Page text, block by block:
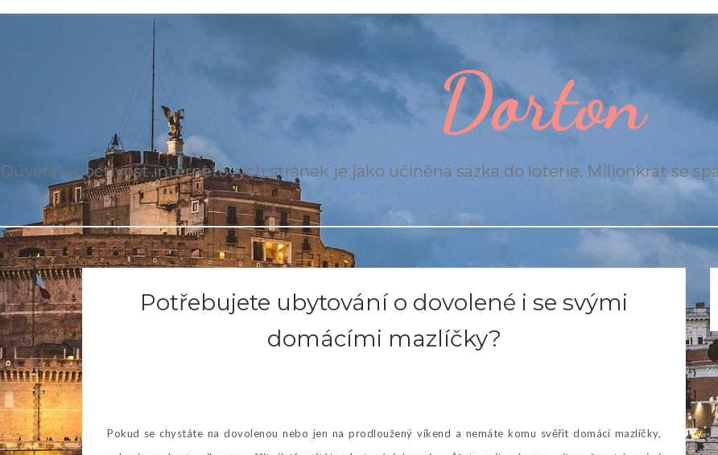
Dorton
Důvěra v poctivost internetových stránek je jako učiněná sázka do loterie. Milionkrát se
Potřebujete ubytování o dovolené i se svými
domácími mazlíčky?
Pokud se chystáte na dovolenou nebo jen na prodloužený víkend a nemáte komu svěřit domácí mazlíčky,